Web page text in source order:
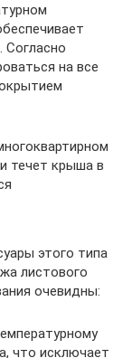
Согласно
на все
течет крыша в
этого типа
листового
очевидны:
что исключает